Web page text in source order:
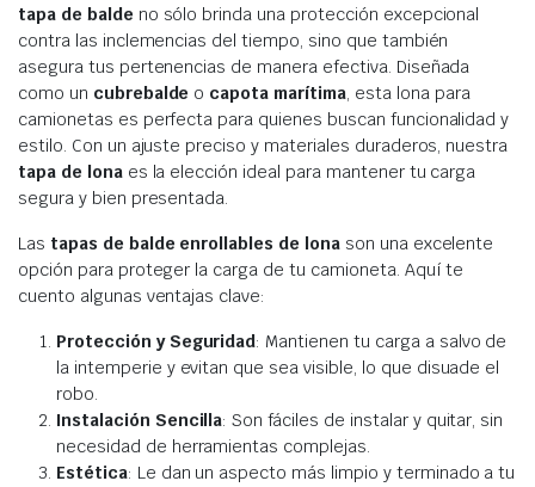
tapa de balde no sólo brinda una protección excepcional
contra las inclemencias del tiempo, sino que también
asegura tus pertenencias de manera efectiva. Diseñada
como un cubrebalde o capota marítima, esta lona para
camionetas es perfecta para quienes buscan funcionalidad y
estilo. Con un ajuste preciso y materiales duraderos, nuestra
tapa de lonaes la elección ideal para mantener tu carga
segura y bien presentada.
Las tapas de balde enrollables de lonason una excelente
opción para proteger la carga de tu camioneta. Aquí te
cuento algunas ventajas clave:
Protección y Seguridad: Mantienen tu carga a salvo de
la intemperie y evitan que sea visible, lo que disuade el
robo.
Instalación Sencilla: Son fáciles de instalar y quitar, sin
necesidad de herramientas complejas.
Estética: Le dan un aspecto más limpio y terminado a tu